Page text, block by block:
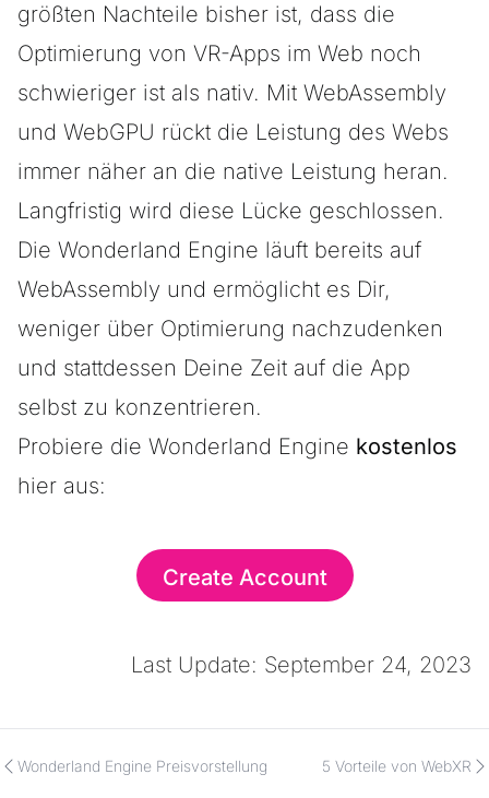
größten Nachteile bisher ist, dass die
Optimierung von VR-Apps im Web noch
schwieriger ist als nativ. Mit WebAssembly
und WebGPU rückt die Leistung des Webs
immer näher an die native Leistung heran.
Langfristig wird diese Lücke geschlossen.
Die Wonderland Engine läuft bereits auf
WebAssembly und ermöglicht es Dir,
weniger über Optimierung nachzudenken
und stattdessen Deine Zeit auf die App
selbst zu konzentrieren.
Probiere die Wonderland Engine kostenlos
hier aus:
Create Account
Last Update: September 24, 2023
Wonderland Engine Preisvorstellung 5 Vorteile von WebXR